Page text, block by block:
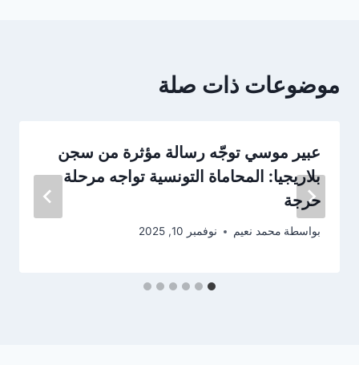
موضوعات ذات صلة
عبير موسي توجّه رسالة مؤثرة من سجن
بلاريجيا: المحاماة التونسية تواجه مرحلة
حرجة
بواسطة محمد نعيم نوفمبر 10, 2025